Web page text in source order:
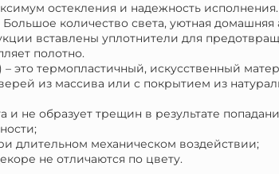
остекления и надежность
Большое количество света, уютная
вставлены уплотнители для
полотно.
это термопластичный, искусственный
из массива или с покрытием из
и не образует трещин в результате
длительном механическом воздействии;
не отличаются по цвету.